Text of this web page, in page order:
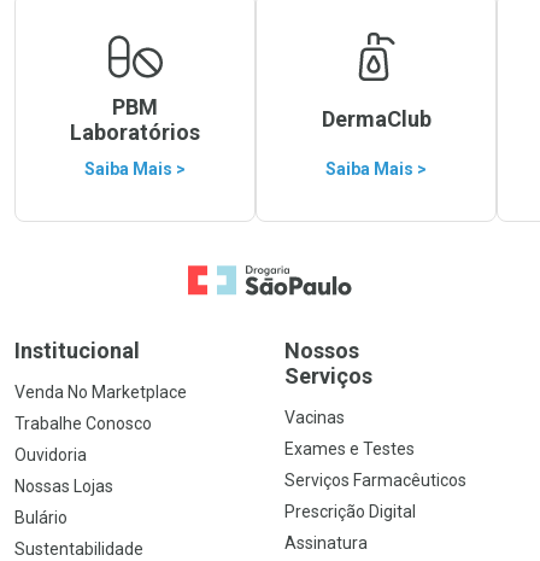
PBM
Laboratórios
Saiba Mais >
DermaClub
Saiba Mais >
Ir para a Home
Institucional
Venda No Marketplace
Trabalhe Conosco
Ouvidoria
Nossas Lojas
Bulário
Sustentabilidade
Nossos
Serviços
Vacinas
Exames e Testes
Serviços Farmacêuticos
Prescrição Digital
Assinatura